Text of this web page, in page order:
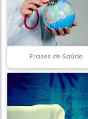
Frases de Saúde